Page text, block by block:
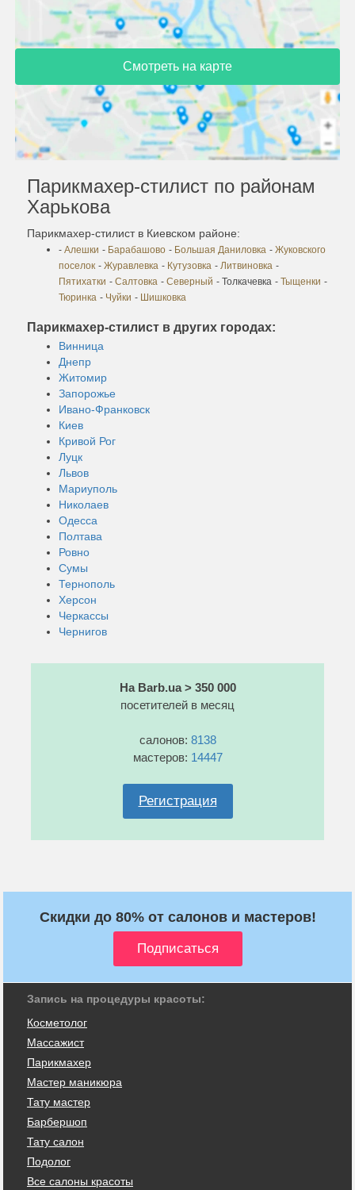
Смотреть на карте
Парикмахер-стилист по районам
Харькова
Парикмахер-стилист в Киевском районе:
- Алешки - Барабашово - Большая Даниловка - Жуковского
поселок - Журавлевка - Кутузовка - Литвиновка -
Пятихатки - Салтовка - Северный - Толкачевка - Тыщенки -
Тюринка - Чуйки - Шишковка
Парикмахер-стилист в других городах:
Винница
Днепр
Житомир
Запорожье
Ивано-Франковск
Киев
Кривой Рог
Луцк
Львов
Мариуполь
Николаев
Одесса
Полтава
Ровно
Сумы
Тернополь
Херсон
Черкассы
Чернигов
На Barb.ua > 350 000
посетителей в месяц
салонов: 8138
мастеров: 14447
Регистрация
Скидки до 80% от салонов и мастеров!
Запись на процедуры красоты:
Косметолог
Массажист
Парикмахер
Мастер маникюра
Тату мастер
Барбершоп
Тату салон
Подолог
Все салоны красоты